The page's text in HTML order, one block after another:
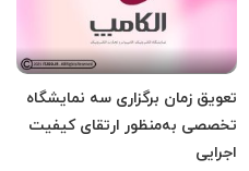
تعویق زمان برگزاری سه نمایشگاه
تخصصی به‌منظور ارتقای کیفیت
اجرایی